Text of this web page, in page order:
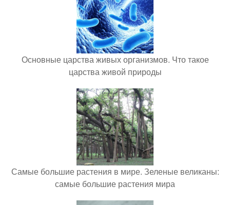
Основные царства живых организмов. Что такое
царства живой природы
Самые большие растения в мире. Зеленые великаны:
самые большие растения мира